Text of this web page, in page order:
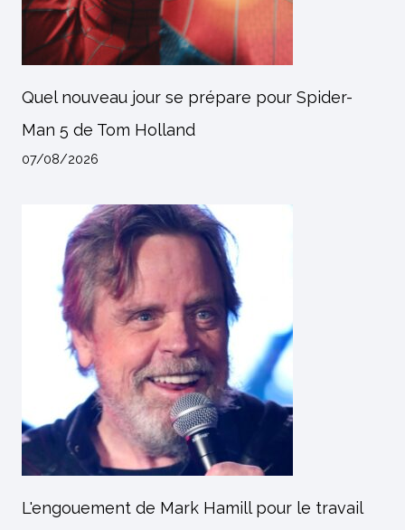
Quel nouveau jour se prépare pour Spider-
Man 5 de Tom Holland
07/08/2026
L'engouement de Mark Hamill pour le travail